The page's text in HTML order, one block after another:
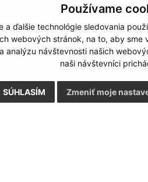
Používame
a ďalšie technológie sledovania
webových stránok, na to, aby
analýzu návštevnosti našich
naši návštevníci
SÚHLASÍM Zmeniť moje